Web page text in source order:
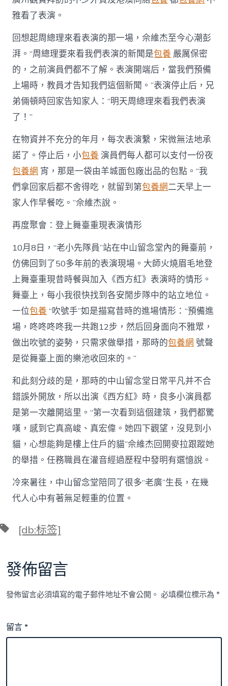
雅看了表演。
回想起周總理來看表演的那一場，佘維杰至今心潮彭
湃。“周總理要來看我們表演的新聞是包養 嚴厲保密
的，之前演員們都不了解。表演開端后，當我們預備
上場時，教員才告知我們這個新聞。”表演停止后，兄
弟倆頓時回家告知家人：“明天周總理來看我們表演
了！”
在物資并不充分的年月，每次表演繫，宋微無法地承
諾了。停止后，小包養 演員們每人都可以支付一份夜
包養網 宵，那是一袋由羊城面包廠出品的包點。“我
們拿回家后都不舍得吃，就留到第包養網二天早上一
家人作早餐吃。”佘維杰說。
再度聚會：登上舞臺重現表演情形
10月8日，“老小先隊員”站在中山留念堂內的舞臺前，
仿佛回到了50多年前的表演現場。大師火燒眉毛地登
上舞臺重現昔時餐與加入《西方紅》表演時的情形。
舞臺上，每小我很快找到各安閒步隊中的站立地位。
一位包養 “吹號手”如是描寫昔時的進場情形：“預備進
場，咚咚咚咚我一共跑12步，然后回身面向不雅眾，
做出吹號的姿勢，只需求做舉措，那時的包養網 號聲
是從舞臺上面的樂池收回來的。”
和此刻分歧的是，那時的中山留念堂日常平凡并不合
錯誤外開放，所以出演《西方紅》時，良多小演員都
是第一次離開這里。“第一次看到這個建筑，我們都驚
嘆，感到它真高峻、真宏偉。她四下觀望，沒見到小
貓，心想能夠是樓上住戶的貓”佘維杰回開麥拉跟蹤她
的舉措。任務職員在灌音經過歷程中發明有選憶說。
冷來暑往，中山留念堂陪同了很多“老廣”生長，在幾
代人心中有著無足輕重的位置。
標 [db:标签]
發佈留言
發佈留言必須填寫的電子郵件地址不會公開。 必填欄位標示為*
留言*